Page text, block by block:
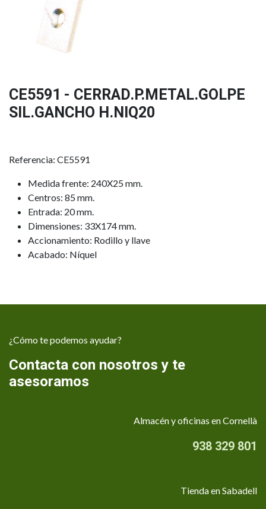
CE5591 - CERRAD.P.METAL.GOLPE
SIL.GANCHO H.NIQ20
Referencia: CE5591
Medida frente: 240X25 mm.
Centros: 85 mm.
Entrada: 20 mm.
Dimensiones: 33X174 mm.
Accionamiento: Rodillo y llave
Acabado: Níquel
¿Cómo te podemos ayudar?
Contacta con nosotros y te
asesoramos
Almacén y oficinas en Cornellà
938 329 801
Tienda en Sabadell